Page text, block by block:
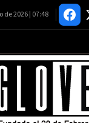
de 2026 | 07:48